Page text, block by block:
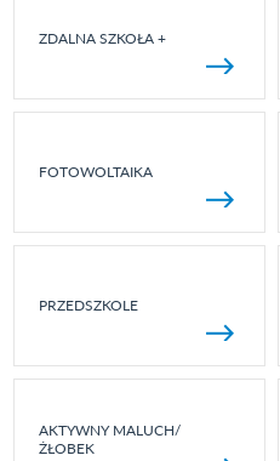
ZDALNA SZKOŁA +
FOTOWOLTAIKA
PRZEDSZKOLE
AKTYWNY MALUCH/
ŻŁOBEK